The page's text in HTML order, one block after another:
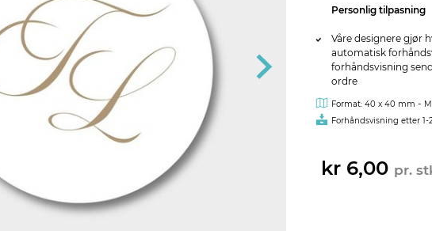
Personlig tilpasning
Våre designere gjør
automatisk
forhåndsvisning
ordre
Format: 40 x 40 mm -
Forhåndsvisning etter
kr 6,00 pr.